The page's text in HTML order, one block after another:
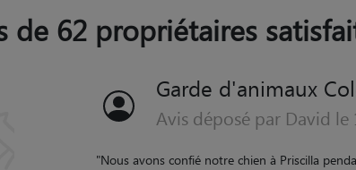
de 62 propriétaires
Garde d'animaux
Avis déposé par Marie-
"Très belle rencontre, notre bichette était